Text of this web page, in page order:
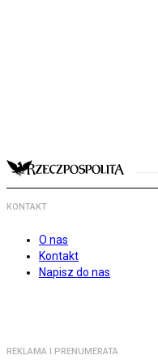
KONTAKT
O nas
Kontakt
Napisz do nas
REKLAMA I PRENUMERATA